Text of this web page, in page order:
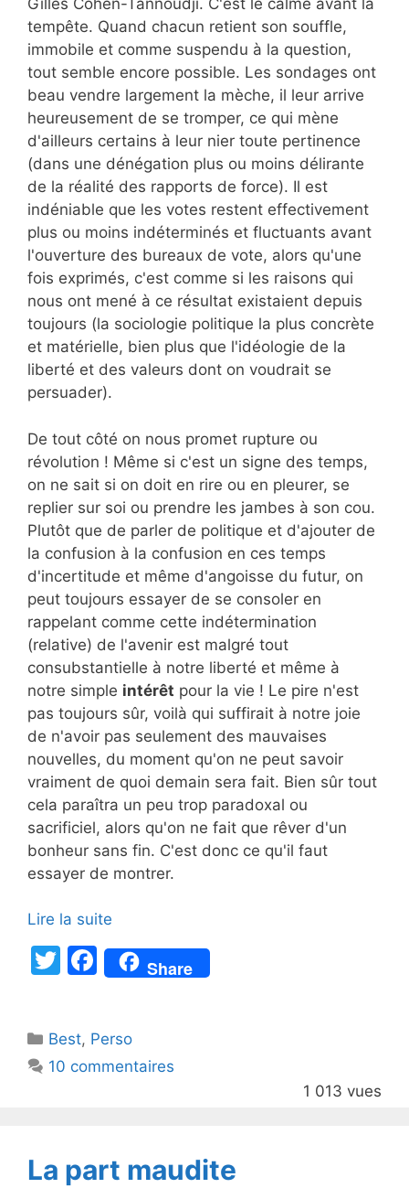
Gilles Cohen-Tannoudji. C'est le calme avant la
tempête. Quand chacun retient son souffle,
immobile et comme suspendu à la question,
tout semble encore possible. Les sondages ont
beau vendre largement la mèche, il leur arrive
heureusement de se tromper, ce qui mène
d'ailleurs certains à leur nier toute pertinence
(dans une dénégation plus ou moins délirante
de la réalité des rapports de force). Il est
indéniable que les votes restent effectivement
plus ou moins indéterminés et fluctuants avant
l'ouverture des bureaux de vote, alors qu'une
fois exprimés, c'est comme si les raisons qui
nous ont mené à ce résultat existaient depuis
toujours (la sociologie politique la plus concrète
et matérielle, bien plus que l'idéologie de la
liberté et des valeurs dont on voudrait se
persuader).
De tout côté on nous promet rupture ou
révolution ! Même si c'est un signe des temps,
on ne sait si on doit en rire ou en pleurer, se
replier sur soi ou prendre les jambes à son cou.
Plutôt que de parler de politique et d'ajouter de
la confusion à la confusion en ces temps
d'incertitude et même d'angoisse du futur, on
peut toujours essayer de se consoler en
rappelant comme cette indétermination
(relative) de l'avenir est malgré tout
consubstantielle à notre liberté et même à
notre simple intérêt pour la vie ! Le pire n'est
pas toujours sûr, voilà qui suffirait à notre joie
de n'avoir pas seulement des mauvaises
nouvelles, du moment qu'on ne peut savoir
vraiment de quoi demain sera fait. Bien sûr tout
cela paraîtra un peu trop paradoxal ou
sacrificiel, alors qu'on ne fait que rêver d'un
bonheur sans fin. C'est donc ce qu'il faut
essayer de montrer.
Lire la suite
T
er
F
a
e
b
k
Share
Catégories
Best, Perso
10 commentaires
1 013 vues
La part maudite